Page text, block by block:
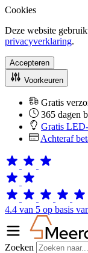
Cookies
Deze website
privacyverklaring.
Accepteren
Voorkeuren
Gratis
365 dagen
Gratis
Achteraf
4.4 van 5 op basis
Zoeken